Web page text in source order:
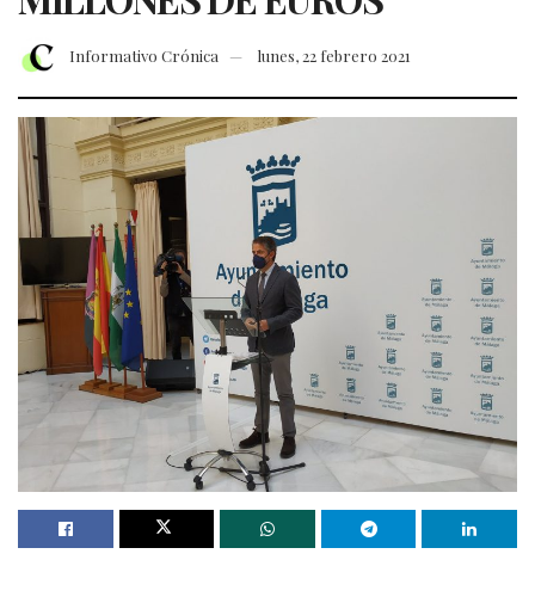
Informativo Crónica lunes, 22 febrero 2021